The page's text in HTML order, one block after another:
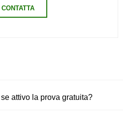
CONTATTA
attivo la prova gratuita?